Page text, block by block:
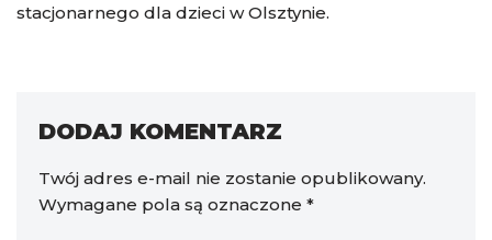
stacjonarnego dla dzieci w Olsztynie.
DODAJ KOMENTARZ
Twój adres e-mail nie zostanie opublikowany.
Wymagane pola są oznaczone *